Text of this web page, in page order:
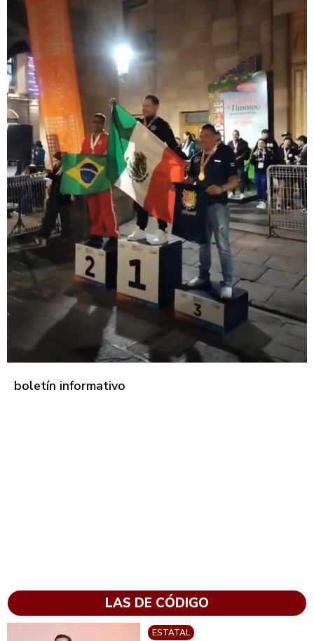
boletín informativo
LAS DE CÓDIGO
ESTATAL